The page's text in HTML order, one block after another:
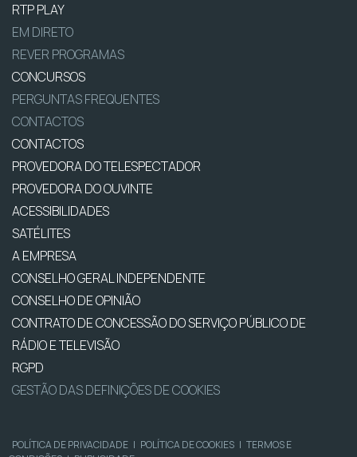
RTP PLAY
EM DIRETO
REVER PROGRAMAS
CONCURSOS
PERGUNTAS FREQUENTES
CONTACTOS
CONTACTOS
PROVEDORA DO TELESPECTADOR
PROVEDORA DO OUVINTE
ACESSIBILIDADES
SATÉLITES
A EMPRESA
CONSELHO GERAL INDEPENDENTE
CONSELHO DE OPINIÃO
CONTRATO DE CONCESSÃO DO SERVIÇO PÚBLICO DE
RÁDIO E TELEVISÃO
RGPD
GESTÃO DAS DEFINIÇÕES DE COOKIES
POLÍTICA DE PRIVACIDADE | POLÍTICA DE COOKIES | TERMOS E